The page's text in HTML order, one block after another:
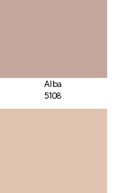
Alba
5108